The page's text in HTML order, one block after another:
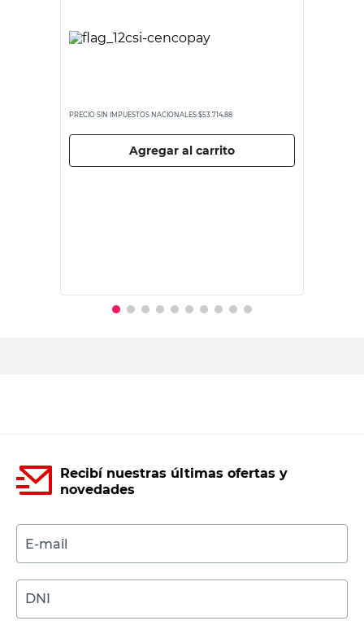
PRECIO SIN IMPUESTOS NACIONALES:$53.714,88
Agregar al carrito
Recibí nuestras últimas ofertas y
novedades
E-mail
DNI